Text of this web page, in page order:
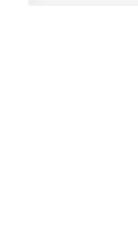
navigation